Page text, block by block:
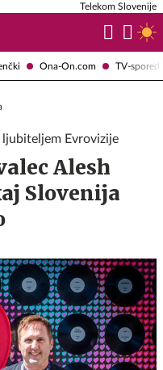
Ona-On.com TV-spored
Telekom Slovenije
ljubiteljem Evrovizije
Alesh
Slovenija